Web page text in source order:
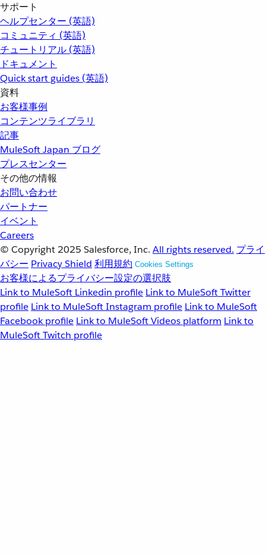
サポート
ヘルプセンター (英語)
コミュニティ (英語)
チュートリアル (英語)
ドキュメント
Quick start guides (英語)
資料
お客様事例
コンテンツライブラリ
記事
MuleSoft Japan ブログ
プレスセンター
その他の情報
お問い合わせ
パートナー
イベント
Careers
© Copyright 2025 Salesforce, Inc. All rights reserved. プライ
バシー Privacy Shield 利用規約 Cookies Settings
お客様によるプライバシー設定の選択肢
Link to MuleSoft Linkedin profile Link to MuleSoft Twitter
profile Link to MuleSoft Instagram profile Link to MuleSoft
Facebook profile Link to MuleSoft Videos platform Link to
MuleSoft Twitch profile